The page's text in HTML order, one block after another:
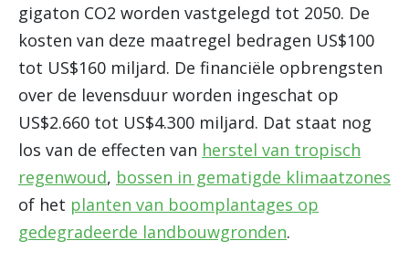
gigaton CO2 worden vastgelegd tot 2050. De
kosten van deze maatregel bedragen US$100
tot US$160 miljard. De financiële opbrengsten
over de levensduur worden ingeschat op
US$2.660 tot US$4.300 miljard. Dat staat nog
los van de effecten van herstel van tropisch
regenwoud, bossen in gematigde klimaatzones
of het planten van boomplantages op
gedegradeerde landbouwgronden.